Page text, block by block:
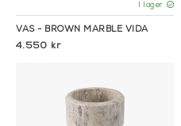
I lager
VAS - BROWN MARBLE VIDA
4.550 kr